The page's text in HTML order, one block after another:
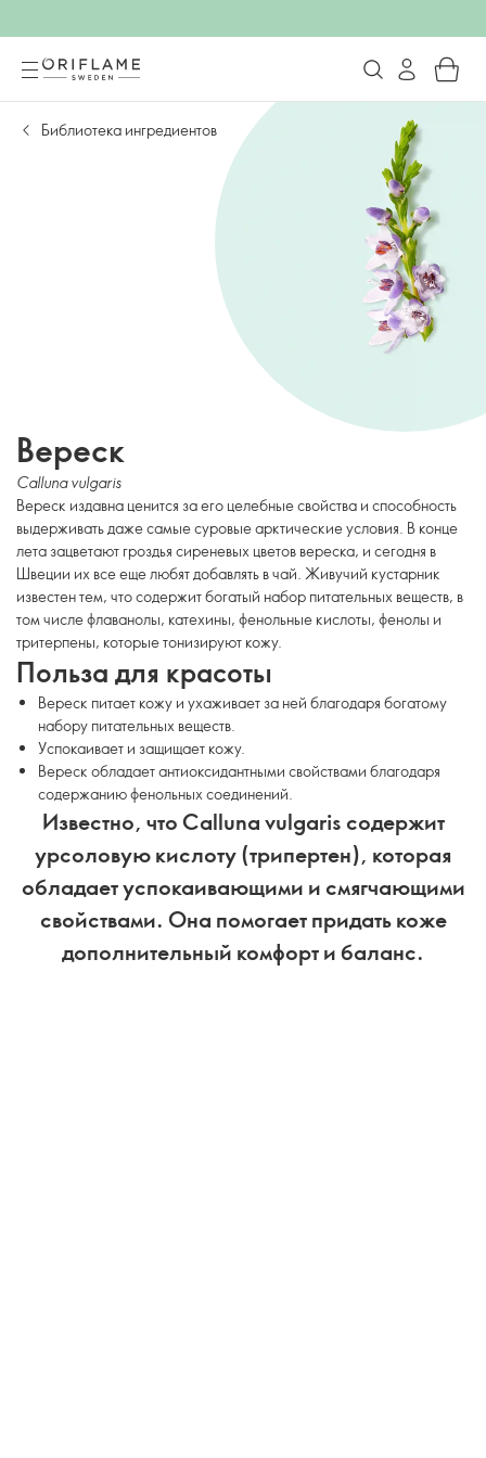
Библиотека ингредиентов
Вереск
Calluna vulgaris
Вереск издавна ценится за его целебные свойства и способность
выдерживать даже самые суровые арктические условия. В конце
лета зацветают гроздья сиреневых цветов вереска, и сегодня в
Швеции их все еще любят добавлять в чай. Живучий кустарник
известен тем, что содержит богатый набор питательных веществ, в
том числе флаванолы, катехины, фенольные кислоты, фенолы и
тритерпены, которые тонизируют кожу.
Польза для красоты
Вереск питает кожу и ухаживает за ней благодаря богатому
набору питательных веществ.
Успокаивает и защищает кожу.
Вереск обладает антиоксидантными свойствами благодаря
содержанию фенольных соединений.
Известно, что Calluna vulgaris содержит
урсоловую кислоту (трипертен), которая
обладает успокаивающими и смягчающими
свойствами. Она помогает придать коже
дополнительный комфорт и баланс.